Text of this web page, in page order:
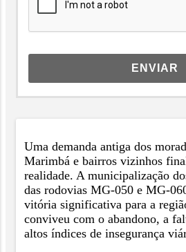
ENVIAR
Uma demanda antiga dos
Marimbá e bairros vizinhos
realidade. A municipalização
das rodovias MG-050 e MG-
vitória significativa para a
conviveu com o abandono, a
altos índices de insegurança